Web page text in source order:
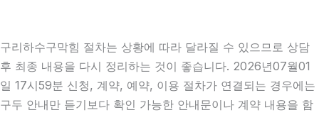
구리하수구막힘 절차는 상황에 따라 달라질 수 있으므로 상담
후 최종 내용을 다시 정리하는 것이 좋습니다. 2026년07월01
일 17시59분 신청, 계약, 예약, 이용 절차가 연결되는 경우에는
구두 안내만 듣기보다 확인 가능한 안내문이나 계약 내용을 함